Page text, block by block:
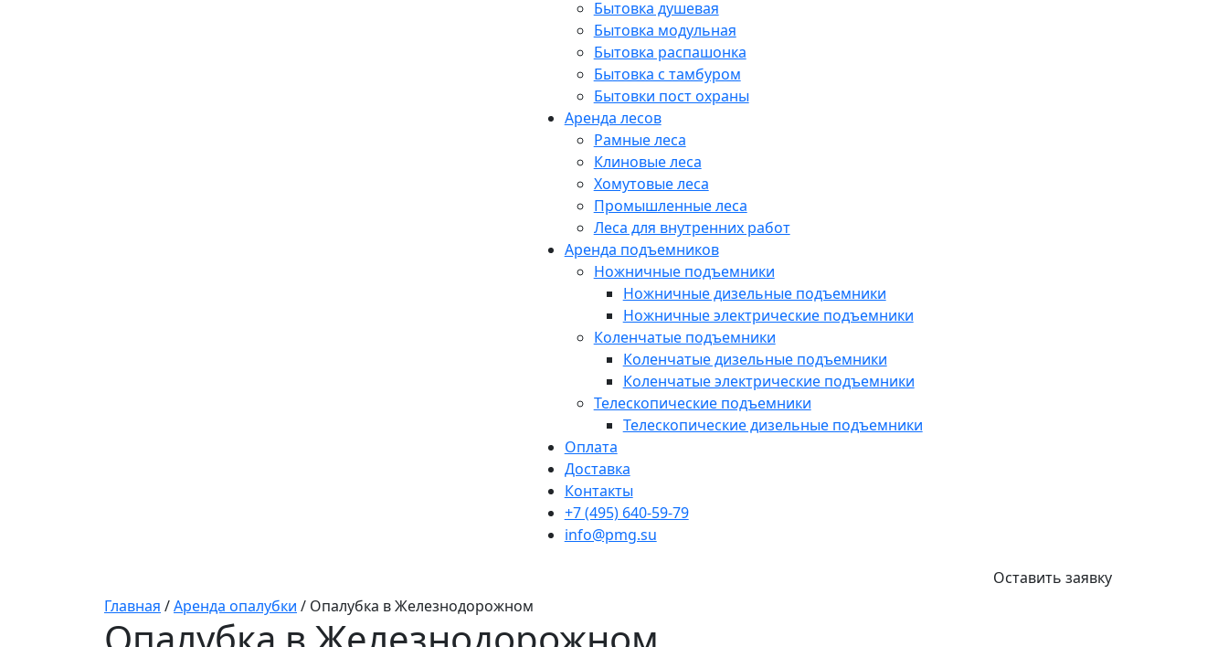
Бытовка душевая
Бытовка модульная
Бытовка распашонка
Бытовка с тамбуром
Бытовки пост охраны
Аренда лесов
Рамные леса
Клиновые леса
Хомутовые леса
Промышленные леса
Леса для внутренних работ
Аренда подъемников
Ножничные подъемники
Ножничные дизельные подъемники
Ножничные электрические подъемники
Коленчатые подъемники
Коленчатые дизельные подъемники
Коленчатые электрические подъемники
Телескопические подъемники
Телескопические дизельные подъемники
Оплата
Доставка
Контакты
+7 (495) 640-59-79
info@pmg.su
Оставить заявку
Главная /Аренда опалубки / Опалубка в Железнодорожном